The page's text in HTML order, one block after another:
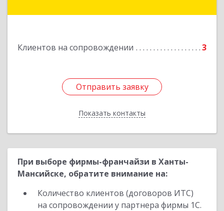
Клиентов на сопровождении 3
Отправить заявку
Показать контакты
Отправить заявку
Назад
При выборе фирмы-франчайзи в Ханты-
Мансийске, обратите внимание на:
Количество клиентов (договоров ИТС)
на сопровождении у партнера фирмы 1С.